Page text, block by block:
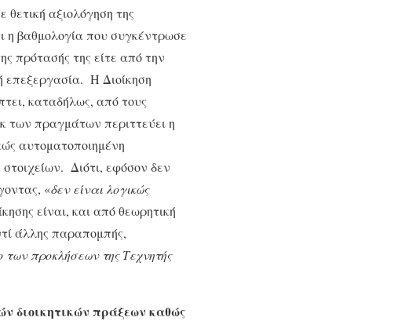
αξιολόγηση της
η βαθμολογία που συγκέντρωσε
πρότασής της είτε από την
επεξεργασία. Η Διοίκηση
καταδήλως, από τους
των πραγμάτων περιττεύει η
αυτοματοποιημένη
Διότι, εφόσον δεν
«δεν είναι λογικώς
είναι, και από θεωρητική
άλλης παραπομπής,
προκλήσεων της Τεχνητής
διοικητικών πράξεων καθώς